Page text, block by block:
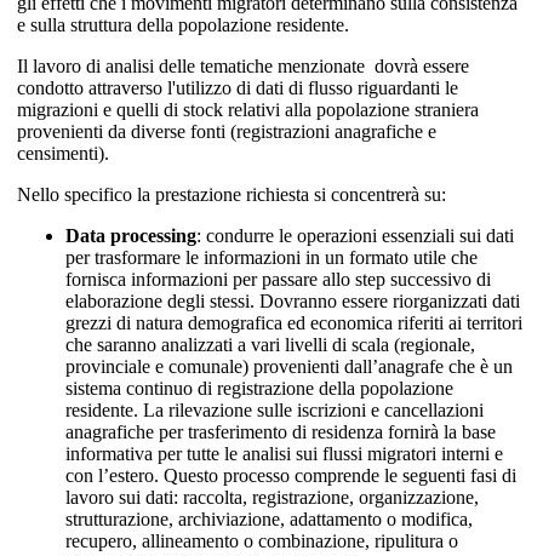
e sulla struttura della popolazione residente.
Il lavoro di analisi delle tematiche menzionate dovrà essere
condotto attraverso l'utilizzo di dati di flusso riguardanti le
migrazioni e quelli di stock relativi alla popolazione straniera
provenienti da diverse fonti (registrazioni anagrafiche e
censimenti).
Nello specifico la prestazione richiesta si concentrerà su:
Data processing: condurre le operazioni essenziali sui dati
per trasformare le informazioni in un formato utile che
fornisca informazioni per passare allo step successivo di
elaborazione degli stessi. Dovranno essere riorganizzati dati
grezzi di natura demografica ed economica riferiti ai territori
che saranno analizzati a vari livelli di scala (regionale,
provinciale e comunale) provenienti dall’anagrafe che è un
sistema continuo di registrazione della popolazione
residente. La rilevazione sulle iscrizioni e cancellazioni
anagrafiche per trasferimento di residenza fornirà la base
informativa per tutte le analisi sui flussi migratori interni e
con l’estero. Questo processo comprende le seguenti fasi di
lavoro sui dati: raccolta, registrazione, organizzazione,
strutturazione, archiviazione, adattamento o modifica,
recupero, allineamento o combinazione, ripulitura o